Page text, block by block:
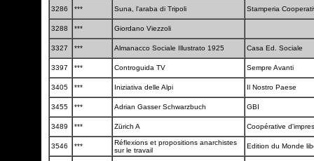
3286 *** Suna, l'araba di Tripoli Stamperia
3288 *** Giordano Viezzoli
3327 *** Almanacco Sociale Illustrato 1925 Casa Ed. Sociale
3397 *** Controguida TV Sempre Avanti
3405 *** Iniziativa delle Alpi Il Nostro Paese
3455 *** Adrian Gasser Schwarzbuch GBI
3489 *** Zürich A Coopérative
3546 ***
Réflexions et propositions anarchistes
sur le travail
Edition du Monde